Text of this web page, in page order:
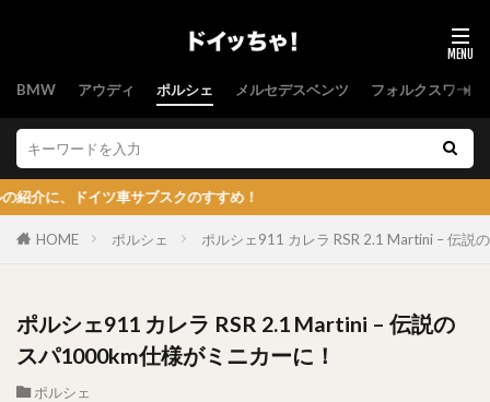
BMW アウディ ポルシェ メルセデスベンツ フォルクスワーゲ
イツ車サブスクのすすめ！
HOME ポルシェ ポルシェ911 カレラ RSR 2.1 Martini – 伝説
ポルシェ911 カレラ RSR 2.1 Martini – 伝説の
スパ1000km仕様がミニカーに！
ポルシェ